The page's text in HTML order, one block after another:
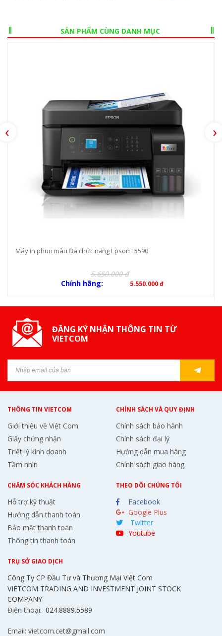
SẢN PHẨM CÙNG DANH MỤC
Máy in phun màu Đa chức năng Epson L5590
5.650.000 đ
Chính hãng:
5.550.000 đ
‹ ›
ĐĂNG KÝ NHẬN THÔNG TIN TỪ
VIETCOM
THÔNG TIN VIETCOM
Giới thiệu về Việt Com
Giấy chứng nhận
Triết lý kinh doanh
Tầm nhìn
CHÍNH SÁCH VÀ QUY ĐỊNH
Chính sách bảo hành
Chính sách đại lý
Hướng dẫn mua hàng
Chính sách giao hàng
CHĂM SÓC KHÁCH HÀNG
Hỗ trợ kỹ thuật
Hướng dẫn thanh toán
Bảo mật thanh toán
Thông tin thanh toán
THEO DÕI CHÚNG TÔI
Facebook
Google Plus
Twitter
Youtube
TRỤ SỞ GIAO DỊCH
Công Ty CP Đầu Tư và Thương Mại Việt Com
VIETCOM TRADING AND INVESTMENT JOINT STOCK
COMPANY
Điện thoại: 024.8889.5589
Email: vietcom.cet@gmail.com